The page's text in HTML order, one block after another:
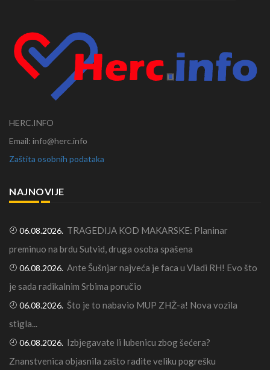
HERC.INFO
Email: info@herc.info
Zaštita osobnih podataka
NAJNOVIJE
06.08.2026. TRAGEDIJA KOD MAKARSKE: Planinar
preminuo na brdu Sutvid, druga osoba spašena
06.08.2026. Ante Šušnjar najveća je faca u Vladi RH! Evo što
je sada radikalnim Srbima poručio
06.08.2026. Što je to nabavio MUP ZHŽ-a! Nova vozila
stigla...
06.08.2026. Izbjegavate li lubenicu zbog šećera?
Znanstvenica objasnila zašto radite veliku pogrešku